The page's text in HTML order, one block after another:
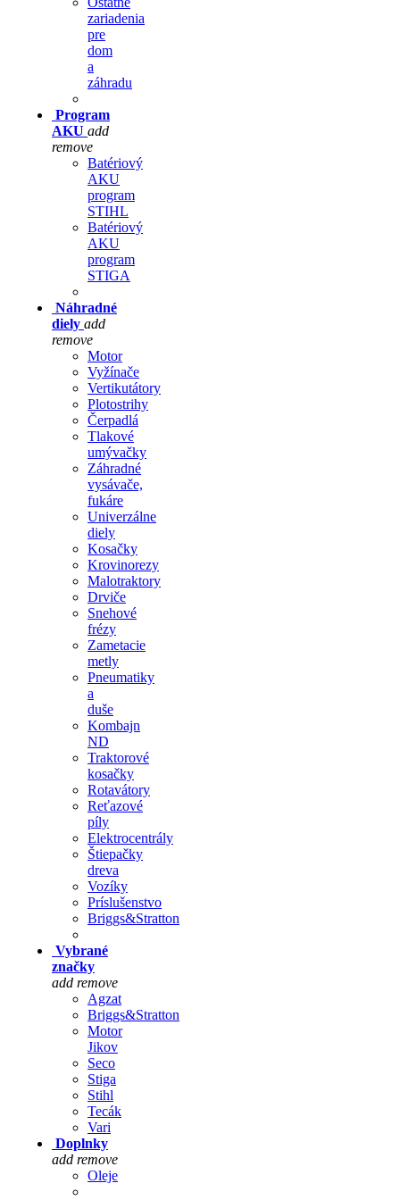
zariadenia
pre
dom
a
záhradu
Program
AKU add
remove
Batériový
AKU
program
STIHL
Batériový
AKU
program
STIGA
Náhradné
diely add
remove
Motor
Vyžínače
Vertikutátory
Plotostrihy
Čerpadlá
Tlakové
umývačky
Záhradné
vysávače,
fukáre
Univerzálne
diely
Kosačky
Krovinorezy
Malotraktory
Drviče
Snehové
frézy
Zametacie
metly
Pneumatiky
a
duše
Kombajn
ND
Traktorové
kosačky
Rotavátory
Reťazové
píly
Elektrocentrály
Štiepačky
dreva
Vozíky
Príslušenstvo
Briggs&Stratton
Vybrané
značky
add remove
Agzat
Briggs&Stratton
Motor
Jikov
Seco
Stiga
Stihl
Tecák
Vari
Doplnky
add remove
Oleje